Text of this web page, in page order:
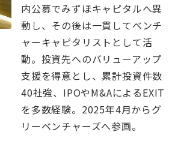
内公募でみずほキャピタルへ異
動し、その後は一貫してベンチ
ャーキャピタリストとして活
動。投資先へのバリューアップ
支援を得意とし、累計投資件数
40社強、IPOやM&AによるEXIT
を多数経験。2025年4月からグ
リーベンチャーズへ参画。